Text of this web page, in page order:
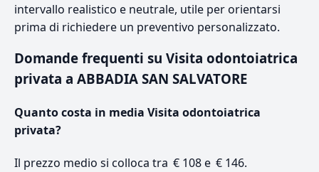
intervallo realistico e neutrale, utile per orientarsi
prima di richiedere un preventivo personalizzato.
Domande frequenti su Visita odontoiatrica
privata a ABBADIA SAN SALVATORE
Quanto costa in media Visita odontoiatrica
privata?
Il prezzo medio si colloca tra € 108 e € 146.